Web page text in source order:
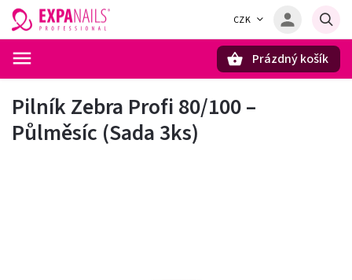
CZK
Prázdný košík
Pilník Zebra Profi 80/100 –
Půlměsíc (Sada 3ks)